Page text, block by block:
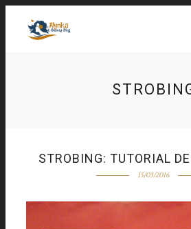
STROBING: TUTORIAL
15/03/2016